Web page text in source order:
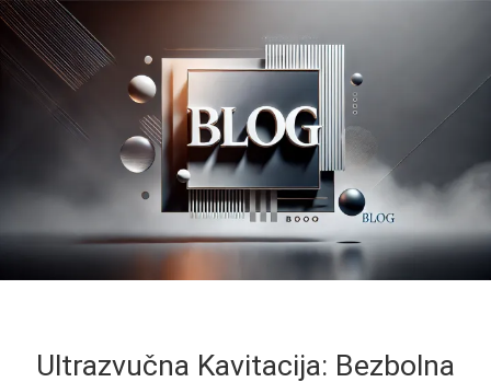
Ultrazvučna Kavitacija: Bezbolna